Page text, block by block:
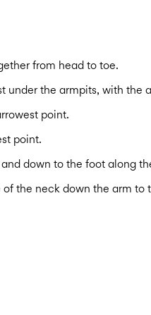
from head to toe.
under the armpits, with the
point.
point.
down to the foot along
the neck down the arm to